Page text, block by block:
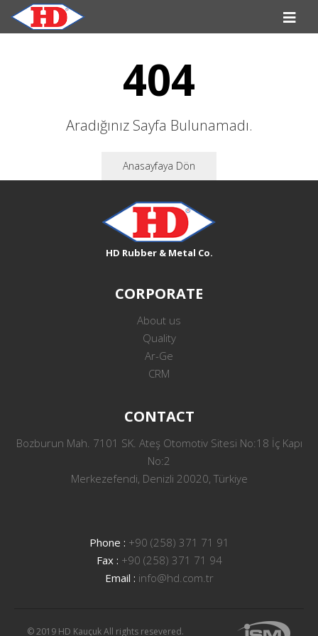
404
Aradığınız Sayfa Bulunamadı.
Anasayfaya Dön
HD Rubber & Metal Co.
CORPORATE
About us
Quality
Ar-Ge
CRM
CONTACT
Bozburun Mah. 7101 SK. Ateş Otomotiv Sitesi No:18 İç Kapı
No:2
Merkezefendi, Denizli 20020, Türkiye
Phone : +90 (258) 371 71 91
Fax : +90 (258) 371 71 94
Email : info@hd.com.tr
© 2019 HD Kauçuk All rights resevered.